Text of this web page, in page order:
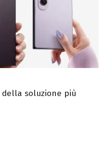
soluzione più